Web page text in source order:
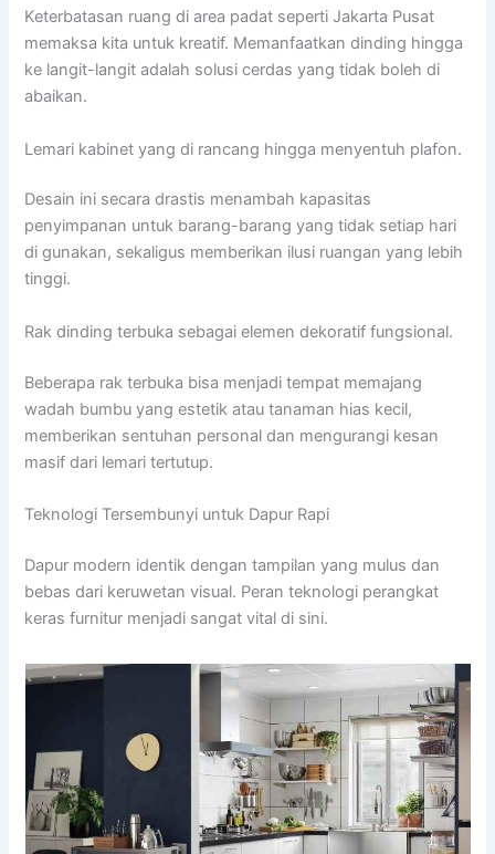
Keterbatasan ruang di area padat seperti Jakarta Pusat
memaksa kita untuk kreatif. Memanfaatkan dinding hingga
ke langit-langit adalah solusi cerdas yang tidak boleh di
abaikan.
Lemari kabinet yang di rancang hingga menyentuh plafon.
Desain ini secara drastis menambah kapasitas
penyimpanan untuk barang-barang yang tidak setiap hari
di gunakan, sekaligus memberikan ilusi ruangan yang lebih
tinggi.
Rak dinding terbuka sebagai elemen dekoratif fungsional.
Beberapa rak terbuka bisa menjadi tempat memajang
wadah bumbu yang estetik atau tanaman hias kecil,
memberikan sentuhan personal dan mengurangi kesan
masif dari lemari tertutup.
Teknologi Tersembunyi untuk Dapur Rapi
Dapur modern identik dengan tampilan yang mulus dan
bebas dari keruwetan visual. Peran teknologi perangkat
keras furnitur menjadi sangat vital di sini.